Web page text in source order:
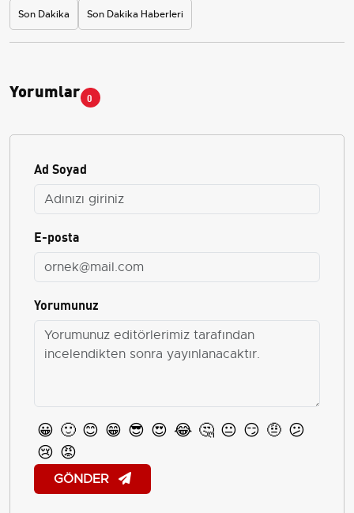
Son Dakika Son Dakika Haberleri
Yorumlar 0
Ad Soyad
E-posta
Yorumunuz
😀 🙂 😊 😁 😎 😍 😂 🤔 😐 😏 🤨 😕
😢 😡
GÖNDER